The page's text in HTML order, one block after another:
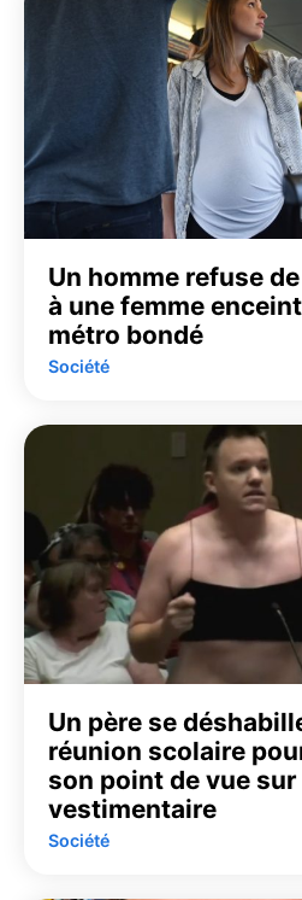
Un homme refuse
à une femme
métro bondé
Société
Un père se
réunion scolaire
son point de vue
vestimentaire
Société